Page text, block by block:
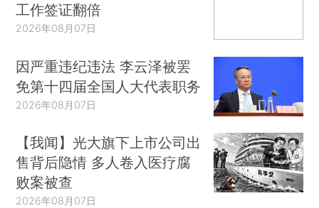
工作签证翻倍
2026年08月07日
因严重违纪违法 李云泽被罢
免第十四届全国人大代表职务
2026年08月07日
【我闻】光大旗下上市公司出
售背后隐情 多人卷入医疗腐
败案被查
2026年08月07日